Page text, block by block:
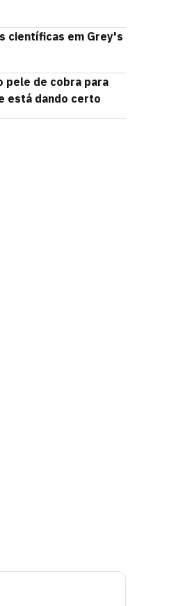
científicas em Grey's
pele de cobra para
está dando certo